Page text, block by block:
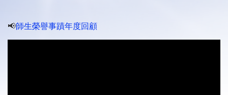
📢師生榮譽事蹟年度回顧